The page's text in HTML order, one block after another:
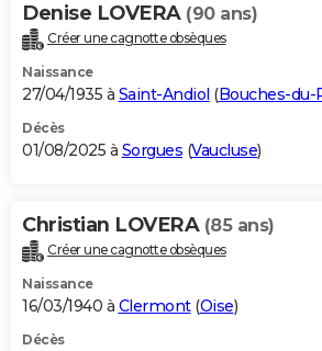
Denise LOVERA (90 ans)
Créer une cagnotte obsèques
Naissance
27/04/1935 à Saint-Andiol (Bouches-du-
Décès
01/08/2025 à Sorgues (Vaucluse)
Christian LOVERA (85 ans)
Créer une cagnotte obsèques
Naissance
16/03/1940 à Clermont(Oise)
Décès